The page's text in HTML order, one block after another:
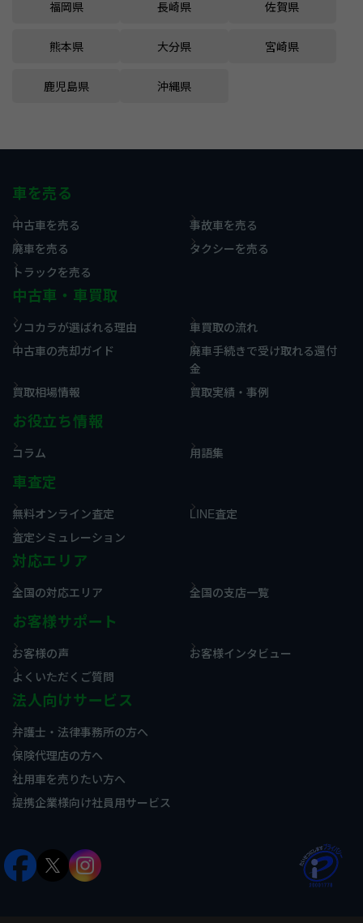
福岡県 長崎県 佐賀県
熊本県 大分県 宮崎県
鹿児島県 沖縄県
車を売る
中古車を売る
事故車を売る
廃車を売る
タクシーを売る
トラックを売る
中古車・車買取
ソコカラが選ばれる理由
車買取の流れ
中古車の売却ガイド
廃車手続きで受け取れる還付
金
買取相場情報
買取実績・事例
お役立ち情報
コラム 用語集
車査定
無料オンライン査定
LINE査定
査定シミュレーション
対応エリア
全国の対応エリア 全国の支店一覧
お客様サポート
お客様の声
お客様インタビュー
よくいただくご質問
法人向けサービス
弁護士・法律事務所の方へ
保険代理店の方へ
社用車を売りたい方へ
提携企業様向け社員用サービス